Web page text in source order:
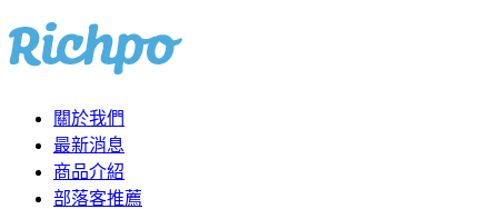
關於我們
最新消息
商品介紹
部落客推薦